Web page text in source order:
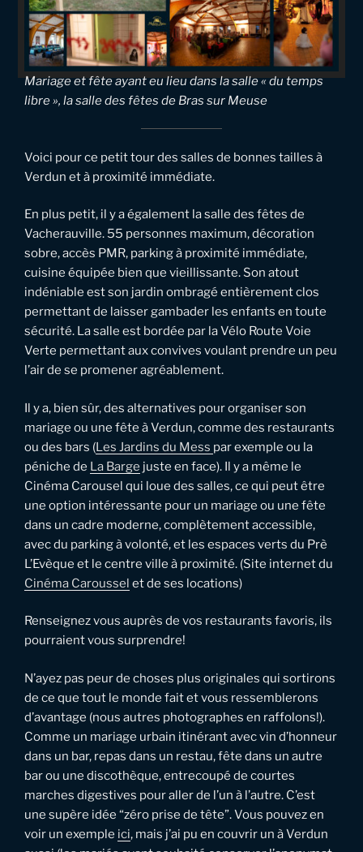
Mariage et fête ayant eu lieu dans la salle « du temps
libre », la salle des fêtes de Bras sur Meuse
Voici pour ce petit tour des salles de bonnes tailles à
Verdun et à proximité immédiate.
En plus petit, il y a également la salle des fêtes de
Vacherauville. 55 personnes maximum, décoration
sobre, accès PMR, parking à proximité immédiate,
cuisine équipée bien que vieillissante. Son atout
indéniable est son jardin ombragé entièrement clos
permettant de laisser gambader les enfants en toute
sécurité. La salle est bordée par la Vélo Route Voie
Verte permettant aux convives voulant prendre un peu
l’air de se promener agréablement.
Il y a, bien sûr, des alternatives pour organiser son
mariage ou une fête à Verdun, comme des restaurants
ou des bars (Les Jardins du Mess par exemple ou la
péniche de La Barge juste en face). Il y a même le
Cinéma Carousel qui loue des salles, ce qui peut être
une option intéressante pour un mariage ou une fête
dans un cadre moderne, complètement accessible,
avec du parking à volonté, et les espaces verts du Prè
L’Evèque et le centre ville à proximité. (Site internet du
Cinéma Caroussel et de ses locations)
Renseignez vous auprès de vos restaurants favoris, ils
pourraient vous surprendre!
N’ayez pas peur de choses plus originales qui sortirons
de ce que tout le monde fait et vous ressemblerons
d’avantage (nous autres photographes en raffolons!).
Comme un mariage urbain itinérant avec vin d’honneur
dans un bar, repas dans un restau, fête dans un autre
bar ou une discothèque, entrecoupé de courtes
marches digestives pour aller de l’un à l’autre. C’est
une supère idée “zéro prise de tête”. Vous pouvez en
voir un exemple ici, mais j’ai pu en couvrir un à Verdun